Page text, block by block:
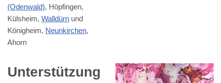
(Odenwald), Höpfingen,
Külsheim, Walldürn und
Königheim, Neunkirchen,
Ahorn
Unterstützung